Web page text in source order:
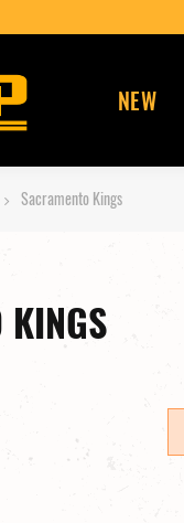
NEW
Sacramento Kings
KINGS